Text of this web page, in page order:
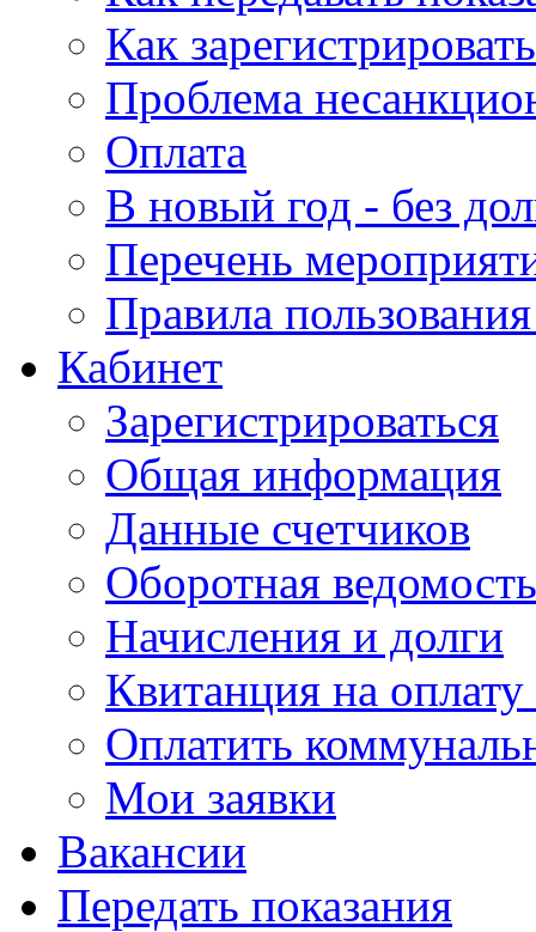
Как
Проблема
Оплата
В новый год - без
Перечень
Правила
Кабинет
Зарегистрироваться
Общая информация
Данные счетчиков
Оборотная ведомость
Начисления и долги
Квитанция на
Оплатить
Мои заявки
Вакансии
Передать показания